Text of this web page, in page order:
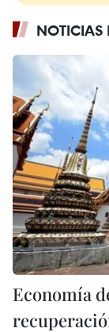
NOTICIAS
Economía